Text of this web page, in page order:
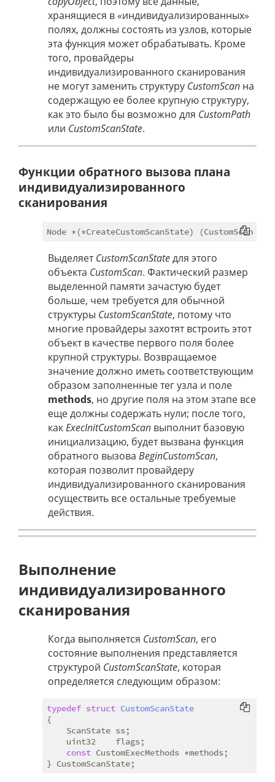
хранящиеся в «индивидуализированных»
полях, должны состоять из узлов, которые
эта функция может обрабатывать. Кроме
того, провайдеры
индивидуализированного сканирования
не могут заменить структуру CustomScan на
содержащую ее более крупную структуру,
как это было бы возможно для CustomPath
или CustomScanState.
Функции обратного вызова плана
индивидуализированного
сканирования
ВыделяетCustomScanStateдля этого
объекта CustomScan. Фактический размер
выделенной памяти зачастую будет
больше, чем требуется для обычной
структуры CustomScanState, потому что
многие провайдеры захотят встроить этот
объект в качестве первого поля более
крупной структуры. Возвращаемое
значение должно иметь соответствующим
образом заполненные тег узла и поле
methods, но другие поля на этом этапе все
еще должны содержать нули; после того,
какExecInitCustomScan выполнит базовую
инициализацию, будет вызвана функция
обратного вызова BeginCustomScan,
которая позволит провайдеру
индивидуализированного сканирования
осуществить все остальные требуемые
действия.
Выполнение
индивидуализированного
сканирования
Когда выполняется CustomScan, его
состояние выполнения представляется
структурой CustomScanState, которая
определяется следующим образом:
typedef struct CustomScanState
{
    ScanState ss;
    uint32    flags;
const CustomExecMethods *methods;